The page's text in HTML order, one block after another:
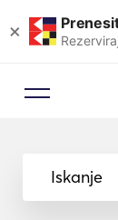
×
Iskanje